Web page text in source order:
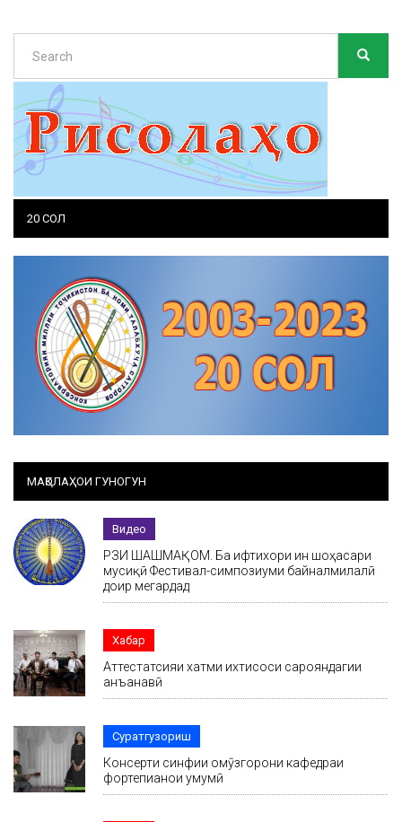
Search
20 СОЛ
МАҚОЛАҲОИ ГУНОГУН
Видео
РӮЗИ ШАШМАҚОМ. Ба ифтихори ин шоҳасари
мусиқӣ Фестивал-симпозиуми байналмилалӣ
доир мегардад
Хабар
Аттестатсияи хатми ихтисоси сарояндагии
анъанавӣ
Суратгузориш
Консерти синфии омӯзгорони кафедраи
фортепианои умумӣ